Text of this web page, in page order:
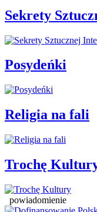
Sekrety
Posydeńki
Religia na fali
Trochę
powiadomienie